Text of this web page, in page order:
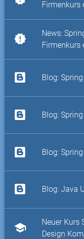
Firmenkurs
new_releases
News:
Firmenkurs
Blog:
Blog:
Blog:
Blog: Java
school
Neuer Kurs
Design